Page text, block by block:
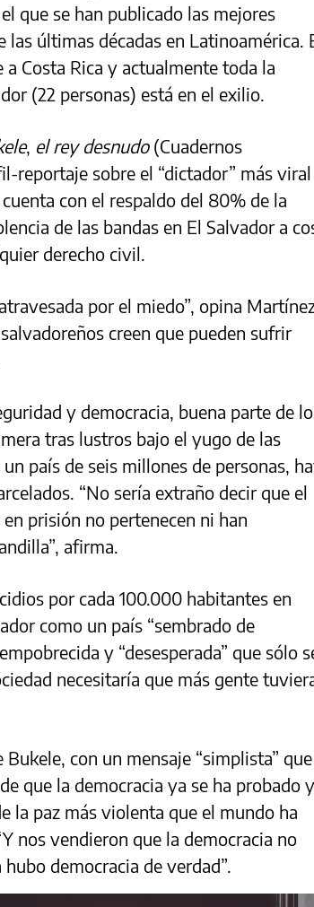
que se han publicado las mejores
últimas décadas en Latinoamérica.
Costa Rica y actualmente toda la
(22 personas) está en el exilio.
, el rey desnudo (Cuadernos
reportaje sobre el “dictador” más
con el respaldo del 80% de la
de las bandas en El Salvador a
derecho civil.
por el miedo”, opina
creen que pueden sufrir
y democracia, buena parte de
tras lustros bajo el yugo de las
país de seis millones de personas,
“No sería extraño decir que el
prisión no pertenecen ni han
afirma.
por cada 100.000 habitantes en
como un país “sembrado de
y “desesperada” que sólo
necesitaría que más gente
con un mensaje “simplista” que
que la democracia ya se ha probado y
la paz más violenta que el mundo ha
nos vendieron que la democracia no
democracia de verdad”.